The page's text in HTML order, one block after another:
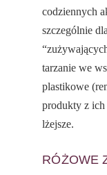
codziennych
szczególnie
tarzanie we
plastikowe
produkty z ich
lżejsze.
RÓŻOWE